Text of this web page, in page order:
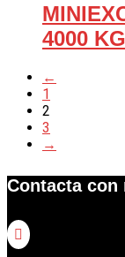
4000
←
1
2
3
→
Contacta con
